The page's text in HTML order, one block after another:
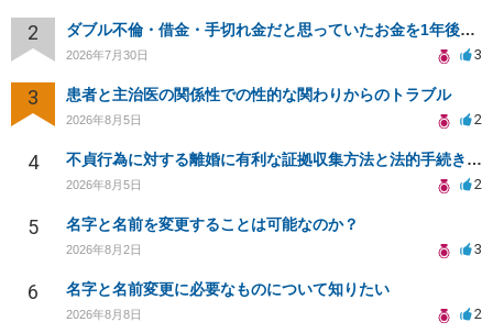
2 ダブル不倫・借金・手切れ金だと思っていたお金を1年後いまさら脅迫罪として通知書が来てまとめて請求
2026年7月30日 3
3 患者と主治医の関係性での性的な関わりからのトラブル
2026年8月5日 2
4 不貞行為に対する離婚に有利な証拠収集方法と法的手続きについて
2026年8月5日 2
5 名字と名前を変更することは可能なのか？
2026年8月2日 3
6 名字と名前変更に必要なものについて知りたい
2026年8月8日 2